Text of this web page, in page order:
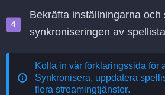
Bekräfta inställningarna och
synkroniseringen av
Kolla in vår förklaringssida för
Synkronisera, uppdatera
flera streamingtjänster.